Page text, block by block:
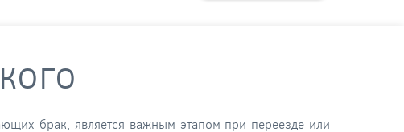
брак, является важным этапом при переезде или